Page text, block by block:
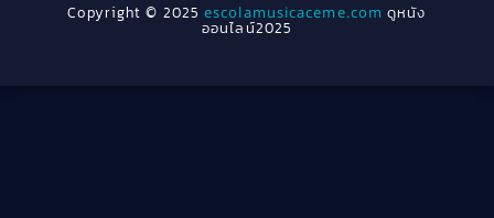
Cult Film(4)
1940
Copyright © 2025escolamusicaceme.com ดูหนัง
ออนไลน์2025